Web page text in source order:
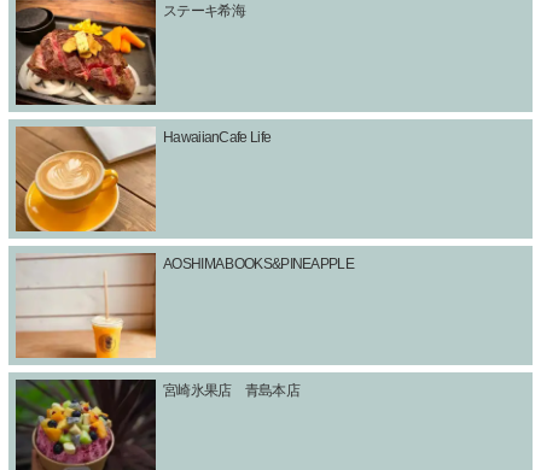
ステーキ希海
HawaiianCafe Life
AOSHIMA BOOKS&PINEAPPLE
宮崎氷果店 青島本店